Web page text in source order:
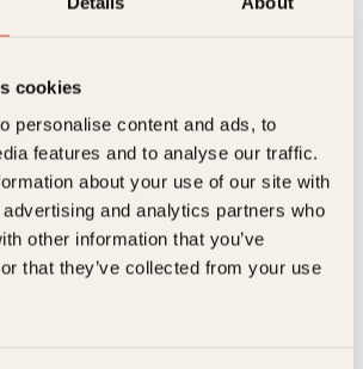
cookies
personalise content and ads, to
features and to analyse our traffic.
about your use of our site with
and analytics partners who
other information that you’ve
that they’ve collected from your use